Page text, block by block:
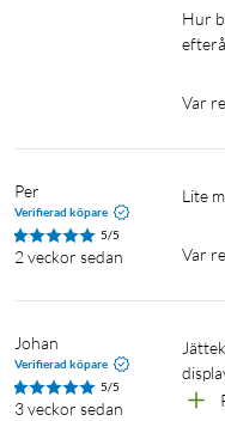
Instruktionsmanual
Hur
Var
Per
Verifierad köpare
5/5
2 veckor sedan
Lite
Var
Johan
Verifierad köpare
5/5
3 veckor sedan
Jättekul och smidig kamera som tar en tillbaka till filmrullens tid! Kul att få retrokänslan oavsett filter och i och med att